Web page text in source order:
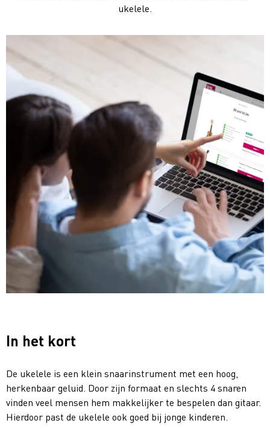
ukelele.
In het kort
De ukelele is een klein snaarinstrument met een hoog,
herkenbaar geluid. Door zijn formaat en slechts 4 snaren
vinden veel mensen hem makkelijker te bespelen dan gitaar.
Hierdoor past de ukelele ook goed bij jonge kinderen.